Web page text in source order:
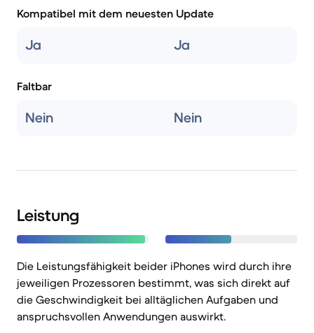
Kompatibel mit dem neuesten Update
Ja Ja
Faltbar
Nein Nein
Leistung
Die Leistungsfähigkeit beider iPhones wird durch ihre
jeweiligen Prozessoren bestimmt, was sich direkt auf
die Geschwindigkeit bei alltäglichen Aufgaben und
anspruchsvollen Anwendungen auswirkt.